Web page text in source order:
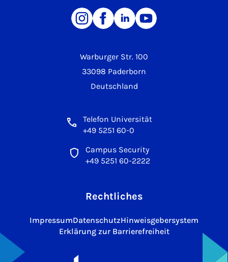
Warburger Str. 100
33098 Paderborn
Deutschland
Telefon Universität
+49 5251 60-0
Campus Security
+49 5251 60-2222
Rechtliches
ImpressumDatenschutzHinweisgebersystem
Erklärung zur Barrierefreiheit